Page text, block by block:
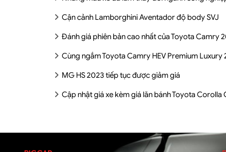
Cận cảnh Lamborghini Aventador độ body SVJ
Đánh giá phiên bản cao nhất của Toyota Camry
Cùng ngắm Toyota Camry HEV Premium Luxury
MG HS 2023 tiếp tục được giảm giá
Cập nhật giá xe kèm giá lăn bánh Toyota